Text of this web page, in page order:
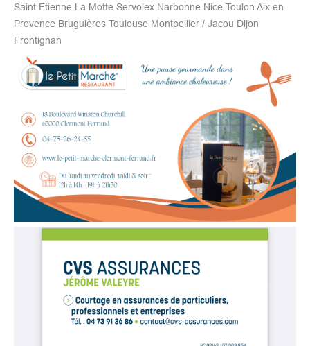
Saint Etienne La Motte Servolex Narbonne Nice Toulon Aix en
Provence Bruguières Toulouse Montpellier / Jacou Dijon
Frontignan